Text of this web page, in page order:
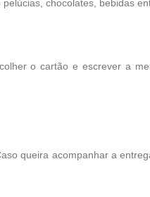
chocolates, bebidas
o cartão e escrever a
queira acompanhar a